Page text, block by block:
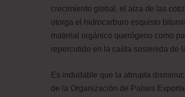
crecimiento global, el alza de las
otorga el hidrocarburo esquisto
material orgánico querógeno como
repercutido en la caída sostenida de
Es indudable que la abrupta
de la Organización de Países